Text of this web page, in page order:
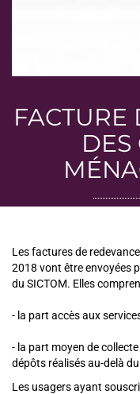
FACTURE
DES
Les factures de
2018 vont être envoyées
du SICTOM. Elles
- la part accès aux
​- la part moyen de
dépôts réalisés au-delà
Les usagers ayant